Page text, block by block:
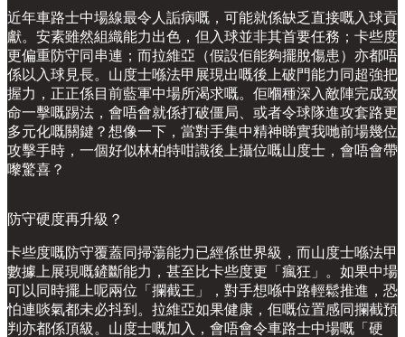
近年車路士中場線最令人詬病嘅，可能就係缺乏直接嘅入球貢
獻。安素雖然組織能力出色，但入球並非其首要任務；卡些度
更偏重防守同串連；而拉維亞（假設佢能夠擺脫傷患）亦都唔
係以入球見長。山度士喺法甲展現出嘅後上破門能力同超強把
握力，正正係目前藍軍中場所渴求嘅。佢嗰種深入敵陣完成致
命一擊嘅踢法，會唔會就係打破僵局、或者令球隊進攻套路更
多元化嘅關鍵？想像一下，當對手集中精神睇實我哋前場幾位
攻擊手時，一個好似林柏特咁識後上攝位嘅山度士，會唔會帶
嚟驚喜？
防守硬度再升級？
卡些度嘅防守覆蓋同掃蕩能力已經係世界級，而山度士喺法甲
數據上展現嘅鏟斷能力，甚至比卡些度更「瘋狂」。如果中場
可以同時擺上呢兩位「攔截王」，對手想喺中路輕鬆推進，恐
怕連啖氣都未必抖到。拉維亞如果健康，佢嘅位置感同攔截預
判亦都係頂級。山度士嘅加入，會唔會令車路士中場嘅「硬